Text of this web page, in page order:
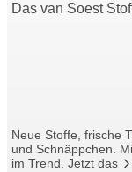
Das van Soest
Neue Stoffe, frische
und Schnäppchen.
im Trend. Jetzt das